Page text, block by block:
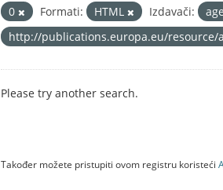
0
Formati: HTML Izdavači:
http://publications.europa.eu/resource/
Please try another search.
Također možete pristupiti ovom registru koristeći